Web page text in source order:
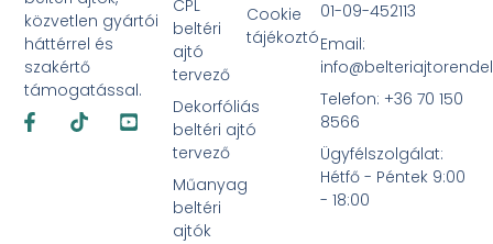
közvetlen gyártói
háttérrel és
szakértő
támogatással.
Facebook-
f
TiktokYoutube-
square
Cookie
tájékoztó
CPL
beltéri
ajtó
tervező
Dekorfóliás
beltéri ajtó
tervező
Műanyag
beltéri
ajtók
01-09-452113
Email:
Telefon: +36 70 150
8566
Ügyfélszolgálat:
Hétfő - Péntek 9:00
- 18:00